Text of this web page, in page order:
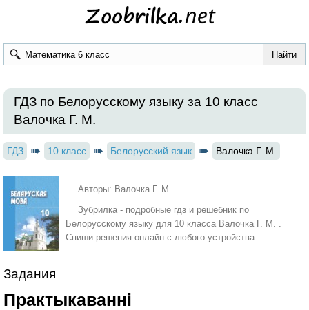
ГДЗ по Белорусскому языку за 10 класс
Валочка Г. М.
ГДЗ 10 класс Белорусский язык Валочка Г. М.
Авторы: Валочка Г. М.
Зубрилка - подробные гдз и решебник по
Белорусскому языку для 10 класса Валочка Г. М. .
Спиши решения онлайн с любого устройства.
Задания
Практыкаванні